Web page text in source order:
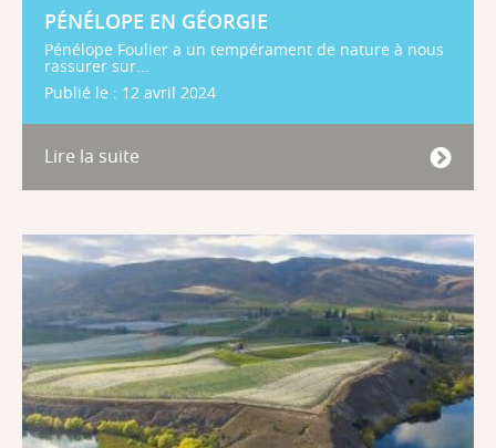
PÉNÉLOPE EN GÉORGIE
Pénélope Foulier a un tempérament de nature à nous
rassurer sur...
Publié le : 12 avril 2024
Lire la suite